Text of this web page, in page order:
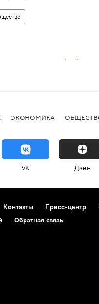
ЭКОНОМИКА
VK Дзен
Контакты Пресс-центр
Обратная связь